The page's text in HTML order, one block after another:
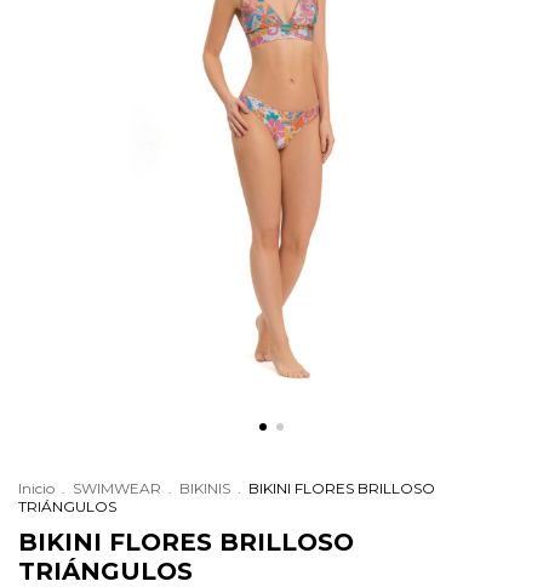
Inicio SWIMWEAR BIKINIS
BIKINI FLORES BRILLOSO
TRIÁNGULOS
BIKINI FLORES BRILLOSO
TRIÁNGULOS